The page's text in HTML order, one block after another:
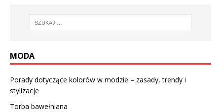
MODA
Porady dotyczące kolorów w modzie – zasady, trendy i
stylizacje
Torba bawełniana